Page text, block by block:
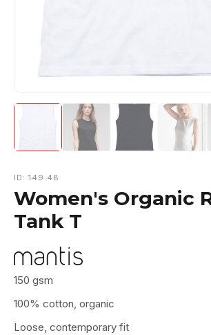
ID: 149.48
Women's Organic
Tank T
150 gsm
100% cotton, organic
Loose, contemporary fit